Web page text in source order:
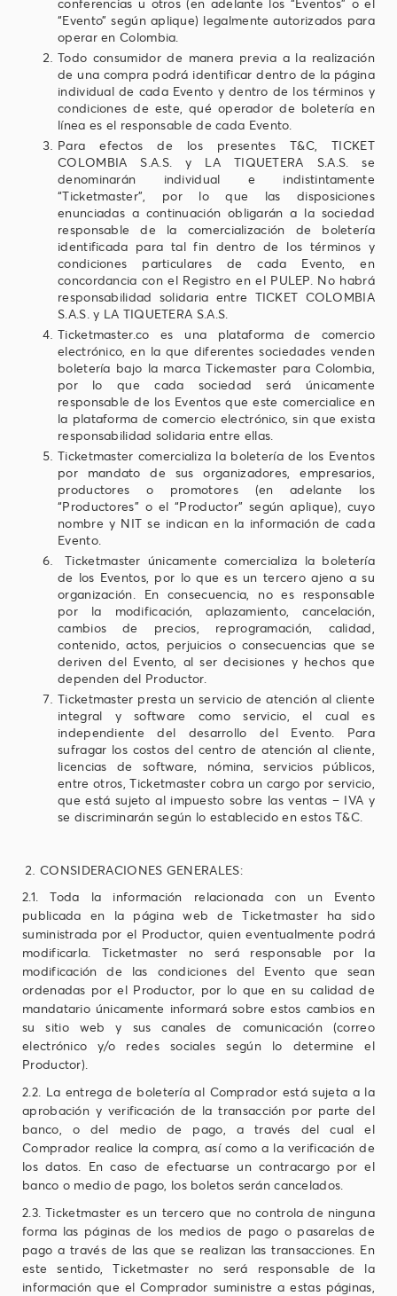
“Evento” según aplique) legalmente autorizados para
operar en Colombia.
Todo consumidor de manera previa a la realización
de una compra podrá identificar dentro de la página
individual de cada Evento y dentro de los términos y
condiciones de este, qué operador de boletería en
línea es el responsable de cada Evento.
Para efectos de los presentes T&C, TICKET
COLOMBIA S.A.S. y LA TIQUETERA S.A.S. se
denominarán individual e indistintamente
“Ticketmaster”, por lo que las disposiciones
enunciadas a continuación obligarán a la sociedad
responsable de la comercialización de boletería
identificada para tal fin dentro de los términos y
condiciones particulares de cada Evento, en
concordancia con el Registro en el PULEP. No habrá
responsabilidad solidaria entre TICKET COLOMBIA
S.A.S. y LA TIQUETERA S.A.S.
Ticketmaster.co es una plataforma de comercio
electrónico, en la que diferentes sociedades venden
boletería bajo la marca Tickemaster para Colombia,
por lo que cada sociedad será únicamente
responsable de los Eventos que este comercialice en
la plataforma de comercio electrónico, sin que exista
responsabilidad solidaria entre ellas.
Ticketmaster comercializa la boletería de los Eventos
por mandato de sus organizadores, empresarios,
productores o promotores (en adelante los
“Productores” o el “Productor” según aplique), cuyo
nombre y NIT se indican en la información de cada
Evento.
Ticketmaster únicamente comercializa la boletería
de los Eventos, por lo que es un tercero ajeno a su
organización. En consecuencia, no es responsable
por la modificación, aplazamiento, cancelación,
cambios de precios, reprogramación, calidad,
contenido, actos, perjuicios o consecuencias que se
deriven del Evento, al ser decisiones y hechos que
dependen del Productor.
Ticketmaster presta un servicio de atención al cliente
integral y software como servicio, el cual es
independiente del desarrollo del Evento. Para
sufragar los costos del centro de atención al cliente,
licencias de software, nómina, servicios públicos,
entre otros, Ticketmaster cobra un cargo por servicio,
que está sujeto al impuesto sobre las ventas – IVA y
se discriminarán según lo establecido en estos T&C.
CONSIDERACIONES GENERALES:
2.1. Toda la información relacionada con un Evento
publicada en la página web de Ticketmaster ha sido
suministrada por el Productor, quien eventualmente podrá
modificarla. Ticketmaster no será responsable por la
modificación de las condiciones del Evento que sean
ordenadas por el Productor, por lo que en su calidad de
mandatario únicamente informará sobre estos cambios en
su sitio web y sus canales de comunicación (correo
electrónico y/o redes sociales según lo determine el
Productor).
2.2. La entrega de boletería al Comprador está sujeta a la
aprobación y verificación de la transacción por parte del
banco, o del medio de pago, a través del cual el
Comprador realice la compra, así como a la verificación de
los datos. En caso de efectuarse un contracargo por el
banco o medio de pago, los boletos serán cancelados.
2.3. Ticketmaster es un tercero que no controla de ninguna
forma las páginas de los medios de pago o pasarelas de
pago a través de las que se realizan las transacciones. En
este sentido, Ticketmaster no será responsable de la
información que el Comprador suministre a estas páginas,